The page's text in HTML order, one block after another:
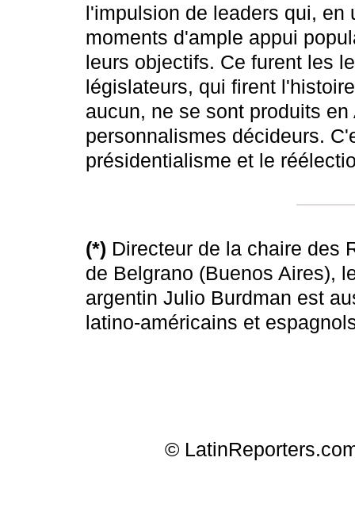
l'impulsion de leaders qui, en
moments d'ample appui
leurs objectifs. Ce furent les
législateurs, qui firent
aucun, ne se sont produits
personnalismes décideurs.
présidentialisme et le
(*) Directeur de la chaire des
de Belgrano (Buenos Aires),
argentin Julio Burdman est
latino-américains et
©